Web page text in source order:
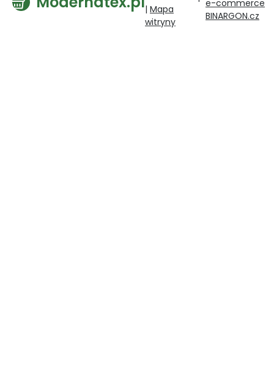
| Mapa
witryny
e-commerce
BINARGON.cz